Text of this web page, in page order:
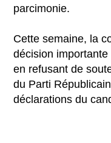
parcimonie.
Cette semaine, la
décision
en refusant de
du Parti
déclarations du